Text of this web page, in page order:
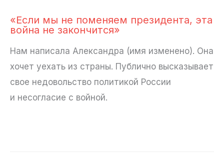
«Если мы не поменяем президента, эта
война не закончится»
Нам написала Александра (имя изменено). Она
хочет уехать из страны. Публично высказывает
свое недовольство политикой России
и несогласие с войной.